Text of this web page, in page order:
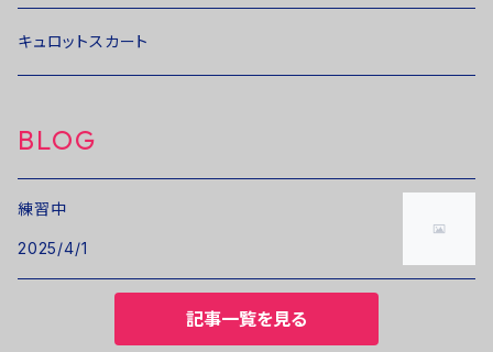
キュロットスカート
BLOG
練習中
2025/4/1
記事一覧を見る